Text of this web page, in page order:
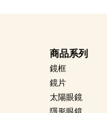
商品系列
鏡框
鏡片
太陽眼鏡